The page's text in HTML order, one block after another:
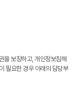
을 보장하고, 개인정보침해
필요한 경우 아래의 담당부